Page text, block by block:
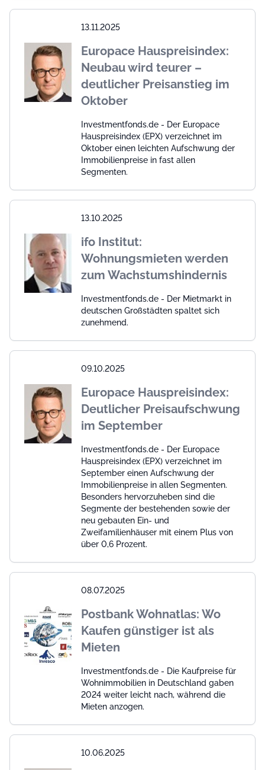
13.11.2025
Europace Hauspreisindex:
Neubau wird teurer –
deutlicher Preisanstieg im
Oktober
Investmentfonds.de - Der Europace
Hauspreisindex (EPX) verzeichnet im
Oktober einen leichten Aufschwung der
Immobilienpreise in fast allen
Segmenten.
13.10.2025
ifo Institut:
Wohnungsmieten werden
zum Wachstumshindernis
Investmentfonds.de - Der Mietmarkt in
deutschen Großstädten spaltet sich
zunehmend.
09.10.2025
Europace Hauspreisindex:
Deutlicher Preisaufschwung
im September
Investmentfonds.de - Der Europace
Hauspreisindex (EPX) verzeichnet im
September einen Aufschwung der
Immobilienpreise in allen Segmenten.
Besonders hervorzuheben sind die
Segmente der bestehenden sowie der
neu gebauten Ein- und
Zweifamilienhäuser mit einem Plus von
über 0,6 Prozent.
08.07.2025
Postbank Wohnatlas: Wo
Kaufen günstiger ist als
Mieten
Investmentfonds.de - Die Kaufpreise für
Wohnimmobilien in Deutschland gaben
2024 weiter leicht nach, während die
Mieten anzogen.
10.06.2025